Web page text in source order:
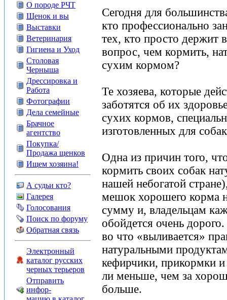
О породе РЧТ
Щенок и вы
Выставки
Ветеринария
Гигиена и Уход
Столовая
Черныша
Дрессировка и
Работа
Фотографии
Дела семейные
Брачное
агентство
Покупка/
Продажа щенков
Ищем хозяина!
А судьи кто?
Галерея
Голосования
Поиск по форуму
Обратная связь
Электронный
каталог русских
черных терьеров
Отправить
инфор-
Сегодня для
кто профессионально
тех, кто просто держит
вопрос, чем кормить,
сухим кормом?
Те хозяева, которые
заботятся об их
сухих кормов,
изготовленных для
Одна из причин того,
кормить своих собак
нашей небогатой
мешок хорошего корма
сумму и, владельцам
обойдется очень
во что «выливается»
натуральными
кефирчики, прикормки
ли меньше, чем за
больше.